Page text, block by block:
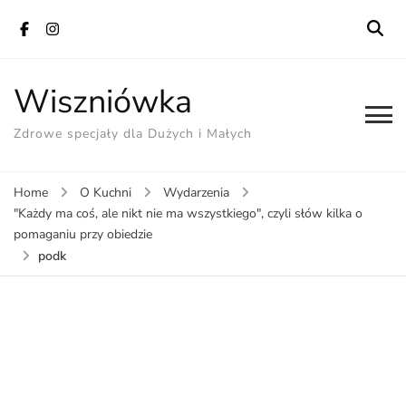
Wiszniówka
Zdrowe specjały dla Dużych i Małych
Home O Kuchni
Wydarzenia
"Każdy ma coś, ale nikt nie ma wszystkiego", czyli słów kilka o
pomaganiu przy obiedzie
podk